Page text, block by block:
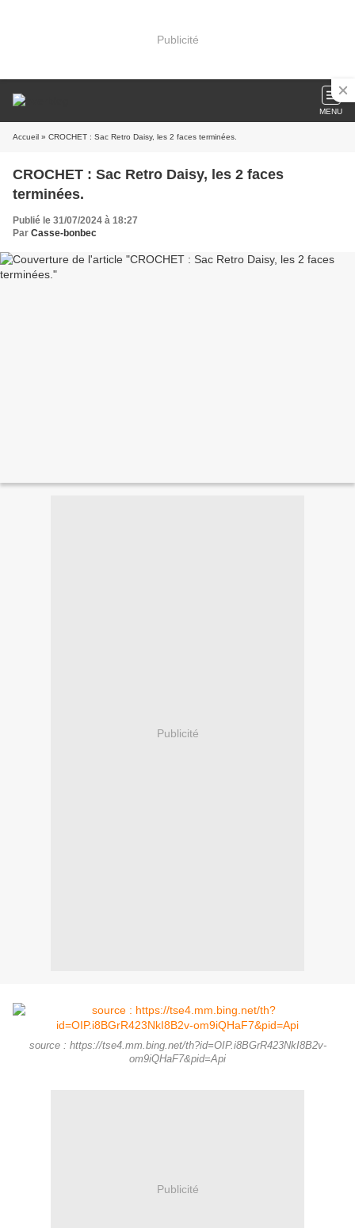
Publicité
MENU
Accueil » CROCHET : Sac Retro Daisy, les 2 faces terminées.
CROCHET : Sac Retro Daisy, les 2 faces
terminées.
Publié le 31/07/2024 à 18:27
Par Casse-bonbec
Publicité
source : https://tse4.mm.bing.net/th?id=OIP.i8BGrR423NkI8B2v-
om9iQHaF7&pid=Api
Publicité